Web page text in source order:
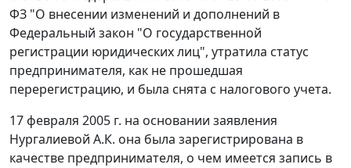
ФЗ "О внесении изменений и дополнений в
Федеральный закон "О государственной
регистрации юридических лиц", утратила статус
предпринимателя, как не прошедшая
перерегистрацию, и была снята с налогового учета.
17 февраля 2005 г. на основании заявления
Нургалиевой А.К. она была зарегистрирована в
качестве предпринимателя, о чем имеется запись в